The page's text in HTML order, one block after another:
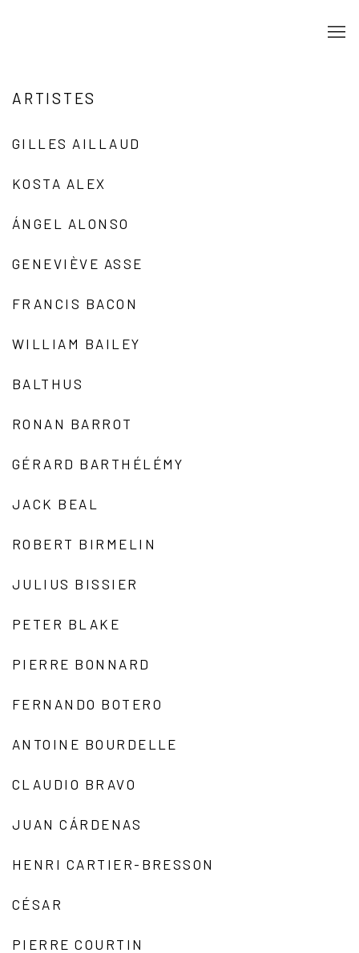
ARTISTES
GILLES AILLAUD
KOSTA ALEX
ÁNGEL ALONSO
GENEVIÈVE ASSE
FRANCIS BACON
WILLIAM BAILEY
BALTHUS
RONAN BARROT
GÉRARD BARTHÉLÉMY
JACK BEAL
ROBERT BIRMELIN
JULIUS BISSIER
PETER BLAKE
PIERRE BONNARD
FERNANDO BOTERO
ANTOINE BOURDELLE
CLAUDIO BRAVO
JUAN CÁRDENAS
HENRI CARTIER-BRESSON
CÉSAR
PIERRE COURTIN